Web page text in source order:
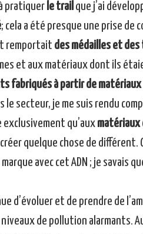
pratiquerle trail que j’ai
; cela a été presque une prise de
remportait des médailles et
et aux matériaux dont ils
fabriqués à partir de
le secteur, je me suis rendu
qu’auxmatériaux
quelque chose de différent.
avec cet ADN ; je savais
d’évoluer et de prendre de
de pollution alarmants.